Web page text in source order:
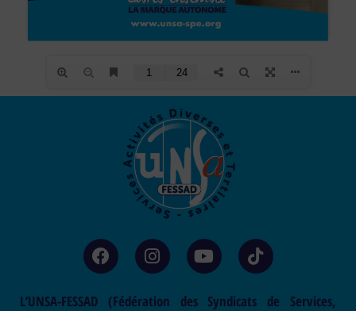
L’UNSA-FESSAD (Fédération des Syndicats de Services,